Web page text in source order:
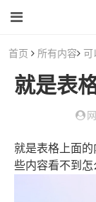
首页 所有内容 可
就是表格上面
些内容看不到怎